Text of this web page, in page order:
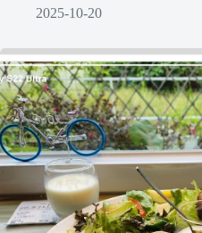
2025-10-20